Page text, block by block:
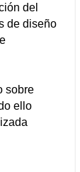
del
de diseño
sobre
ello